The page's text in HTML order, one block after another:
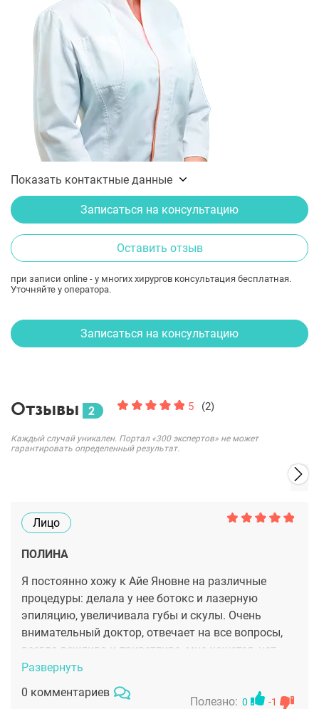
Показать контактные данные
Записаться на консультацию
Оставить отзыв
при записи online - у многих хирургов консультация бесплатная.
Уточняйте у оператора.
Записаться на консультацию
Отзывы 2 5 (2)
Каждый случай уникален. Портал «300 экспертов» не может
гарантировать определенный результат.
Лицо
ПОЛИНА
Я постоянно хожу к Айе Яновне на различные
процедуры: делала у нее ботокс и лазерную
эпиляцию, увеличивала губы и скулы. Очень
внимательный доктор, отвечает на все вопросы,
всегда вежлива и приветлива, мне кажется, нет
вопросов которые могут поставить ее в тупик –
все подробно расскажет и покажет. Но самое
главное ¬ всегда есть результат.
Развернуть
0 комментариев
Полезно: 0 -1